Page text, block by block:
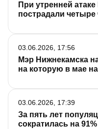
При утренней
пострадали четыре
Мэр Нижнекамска
на которую в мае
03.06.2026, 17:56
За пять лет
сократилась на 91%
03.06.2026, 17:39